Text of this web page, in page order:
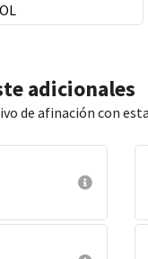
adicionales
de afinación con